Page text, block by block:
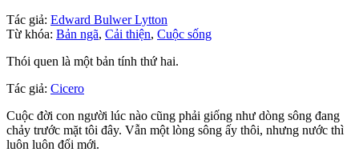
Tác giả: Edward Bulwer Lytton
Từ khóa: Bản ngã, Cải thiện, Cuộc sống
Thói quen là một bản tính thứ hai.
Tác giả: Cicero
Cuộc đời con người lúc nào cũng phải giống như dòng sông đang
chảy trước mặt tôi đây. Vẫn một lòng sông ấy thôi, nhưng nước thì
luôn luôn đổi mới.